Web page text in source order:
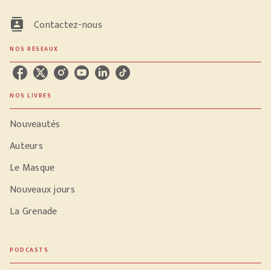
contacts Contactez-nous
NOS RÉSEAUX
NOS LIVRES
Nouveautés
Auteurs
Le Masque
Nouveaux jours
La Grenade
PODCASTS